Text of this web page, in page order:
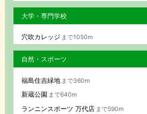
大学・専門学校
穴吹カレッジ まで1050m
自然・スポーツ
福島住吉緑地 まで360m
新蔵公園 まで640m
ランニンスポーツ 万代店 まで590m